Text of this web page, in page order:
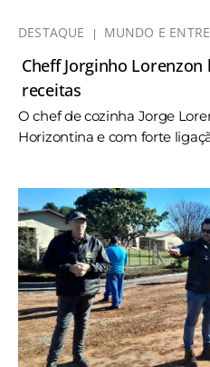
DESTAQUE MUNDO E
Cheff Jorginho
receitas
O chef de cozinha Jorge
Horizontina e com forte